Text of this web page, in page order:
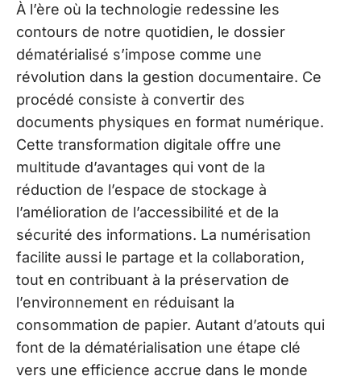
À l’ère où la technologie redessine les
contours de notre quotidien, le dossier
dématérialisé s’impose comme une
révolution dans la gestion documentaire. Ce
procédé consiste à convertir des
documents physiques en format numérique.
Cette transformation digitale offre une
multitude d’avantages qui vont de la
réduction de l’espace de stockage à
l’amélioration de l’accessibilité et de la
sécurité des informations. La numérisation
facilite aussi le partage et la collaboration,
tout en contribuant à la préservation de
l’environnement en réduisant la
consommation de papier. Autant d’atouts qui
font de la dématérialisation une étape clé
vers une efficience accrue dans le monde